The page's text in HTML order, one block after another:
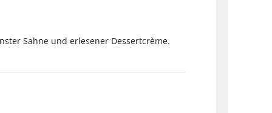
Sahne und erlesener Dessertcrème.